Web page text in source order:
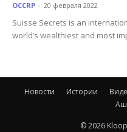
OCCRP - 20 февраля 2022
Suisse Secrets is an
world’s wealthiest and most
Новости Истории
© 2026